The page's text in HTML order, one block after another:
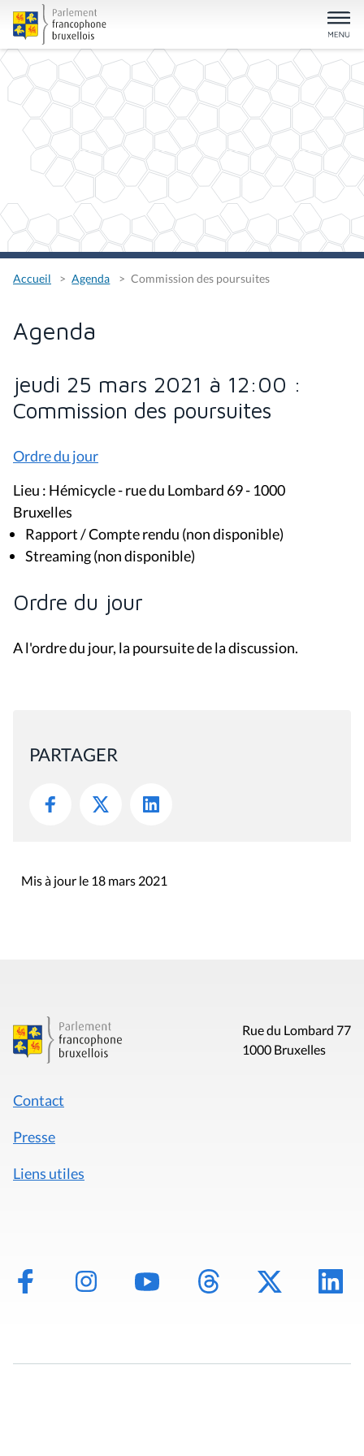
Accueil Agenda Commission des poursuites
Agenda
jeudi 25 mars 2021 à 12:00 :
Commission des poursuites
Ordre du jour
Lieu : Hémicycle - rue du Lombard 69 - 1000
Bruxelles
Rapport / Compte rendu (non disponible)
Streaming (non disponible)
Ordre du jour
A l'ordre du jour, la poursuite de la discussion.
PARTAGER
Mis à jour le 18 mars 2021
Rue du Lombard 77
1000 Bruxelles
Contact
Presse
Liens utiles